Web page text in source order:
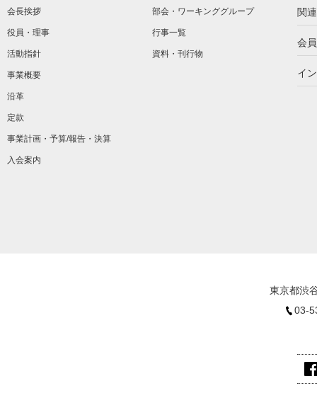
会長挨拶
役員・理事
活動指針
事業概要
沿革
定款
事業計画・予算/報告・決算
入会案内
部会・ワーキンググループ
行事一覧
資料・刊行物
関
会
イ
東京都渋
03-